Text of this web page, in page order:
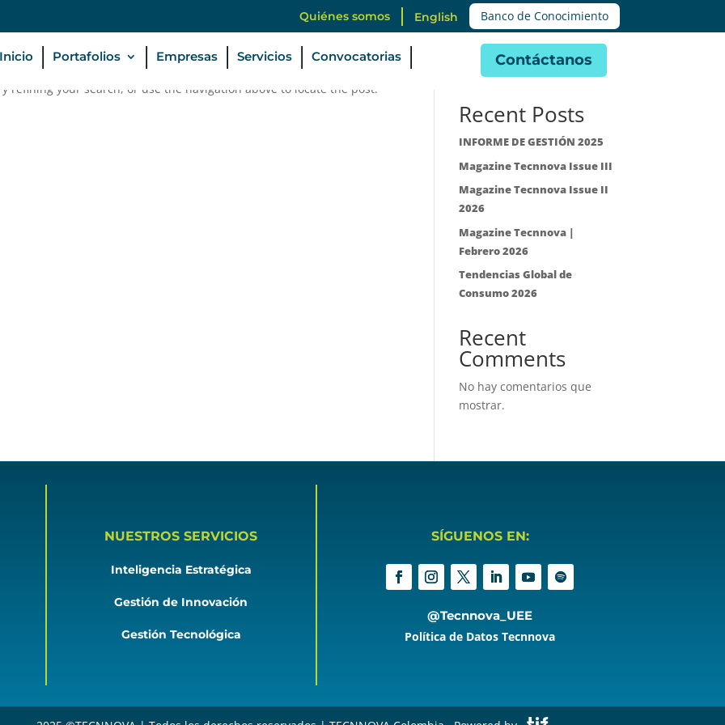
Quiénes somos English Banco de Conocimiento
Portafolios Empresas Servicios Convocatorias Contáctanos
refining your search, or use the navigation above to locate the post.
Buscar
Recent Posts
INFORME DE GESTIÓN 2025
Magazine Tecnnova Issue III
Magazine Tecnnova Issue II
2026
Magazine Tecnnova |
Febrero 2026
Tendencias Global de
Consumo 2026
Recent
Comments
No hay comentarios que
mostrar.
NUESTROS SERVICIOS
Inteligencia Estratégica
Gestión de Innovación
Gestión Tecnológica
SÍGUENOS EN:
@Tecnnova_UEE
Política de Datos Tecnnova